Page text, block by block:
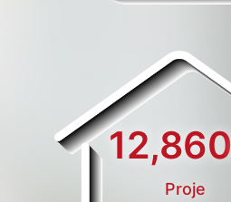
12,860
Proje